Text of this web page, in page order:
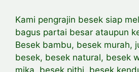
Kami pengrajin besek siap
bagus partai besar ataupun
Besek bambu, besek murah,
besek, besek natural, besek
mika, besek pithi, besek